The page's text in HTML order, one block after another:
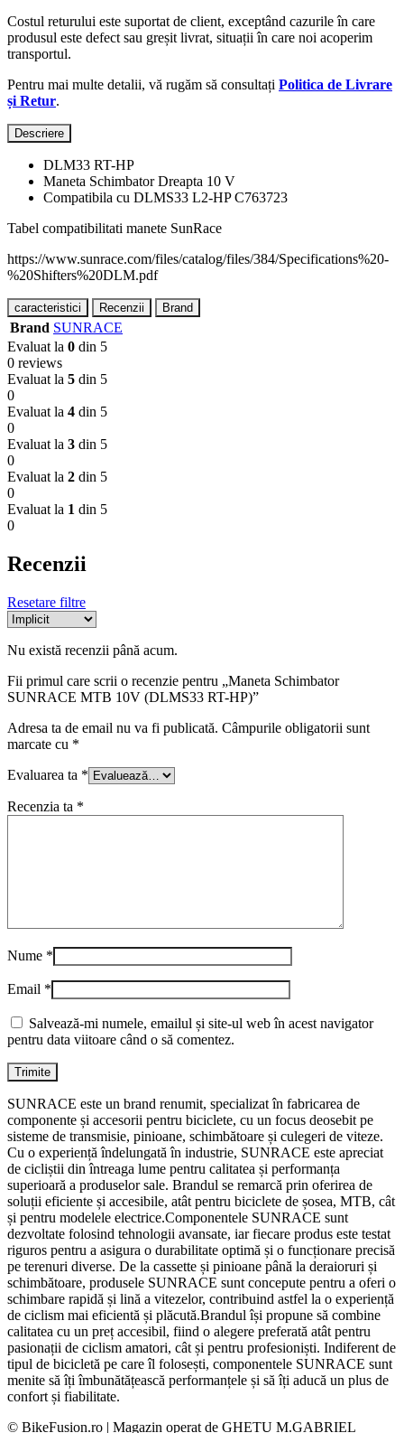
Costul returului este suportat de client, exceptând cazurile în care
produsul este defect sau greșit livrat, situații în care noi acoperim
transportul.
Pentru mai multe detalii, vă rugăm să consultați Politica de Livrare
și Retur.
Descriere
DLM33 RT-HP
Maneta Schimbator Dreapta 10 V
Compatibila cu DLMS33 L2-HP C763723
Tabel compatibilitati manete SunRace
https://www.sunrace.com/files/catalog/files/384/Specifications%20-
%20Shifters%20DLM.pdf
caracteristici Recenzii Brand
Brand SUNRACE
Evaluat la 0 din 5
0 reviews
Evaluat la 5 din 5
0
Evaluat la 4 din 5
0
Evaluat la 3 din 5
0
Evaluat la 2 din 5
0
Evaluat la 1 din 5
0
Recenzii
Resetare filtre
Nu există recenzii până acum.
Fii primul care scrii o recenzie pentru „Maneta Schimbator
SUNRACE MTB 10V (DLMS33 RT-HP)”
Adresa ta de email nu va fi publicată. Câmpurile obligatorii sunt
marcate cu *
Evaluarea ta *
Recenzia ta *
Nume *
Email *
Salvează-mi numele, emailul și site-ul web în acest navigator
pentru data viitoare când o să comentez.
SUNRACE este un brand renumit, specializat în fabricarea de
componente și accesorii pentru biciclete, cu un focus deosebit pe
sisteme de transmisie, pinioane, schimbătoare și culegeri de viteze.
Cu o experiență îndelungată în industrie, SUNRACE este apreciat
de cicliștii din întreaga lume pentru calitatea și performanța
superioară a produselor sale. Brandul se remarcă prin oferirea de
soluții eficiente și accesibile, atât pentru biciclete de șosea, MTB, cât
și pentru modelele electrice.Componentele SUNRACE sunt
dezvoltate folosind tehnologii avansate, iar fiecare produs este testat
riguros pentru a asigura o durabilitate optimă și o funcționare precisă
pe terenuri diverse. De la cassette și pinioane până la deraioruri și
schimbătoare, produsele SUNRACE sunt concepute pentru a oferi o
schimbare rapidă și lină a vitezelor, contribuind astfel la o experiență
de ciclism mai eficientă și plăcută.Brandul își propune să combine
calitatea cu un preț accesibil, fiind o alegere preferată atât pentru
pasionații de ciclism amatori, cât și pentru profesioniști. Indiferent de
tipul de bicicletă pe care îl folosești, componentele SUNRACE sunt
menite să îți îmbunătățească performanțele și să îți aducă un plus de
confort și fiabilitate.
© BikeFusion.ro | Magazin operat de GHETU M.GABRIEL